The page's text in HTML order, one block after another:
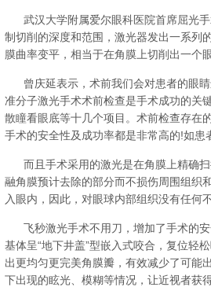
武汉大学附属爱尔眼科医院首席屈光
制切削的深度和范围，激光器发出一系列
膜曲率变平，相当于在角膜上切削出一个
曾庆延表示，术前我们会对患者的眼
准分子激光手术术前检查是手术成功的关
散瞳看眼底等十几个项目。术前检查存在
手术的安全性及成功率都是非常高的!如患
而且手术采用的激光是在角膜上精确
融角膜预计去除的部分而不损伤周围组织
入眼内，因此，对眼球内部组织没有任何
飞秒激光手术不用刀，增加了手术的
基体呈“地下井盖”型嵌入式咬合，复位轻
出更均匀更完美角膜瓣，有效减少了可能
下出现的眩光、模糊等情况，让近视者获